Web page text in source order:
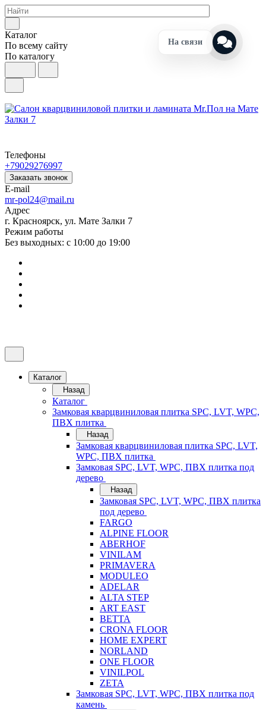
Каталог
По всему сайту
По каталогу
Телефоны
+79029276997
Заказать звонок
E-mail
mr-pol24@mail.ru
Адрес
г. Красноярск, ул. Мате Залки 7
Режим работы
Без выходных: с 10:00 до 19:00
Каталог
Назад
Каталог
Замковая кварцвиниловая плитка SPC, LVT, WPC,
ПВХ плитка
Назад
Замковая кварцвиниловая плитка SPC, LVT,
WPC, ПВХ плитка
Замковая SPC, LVT, WPC, ПВХ плитка под
дерево
Назад
Замковая SPC, LVT, WPC, ПВХ плитка
под дерево
FARGO
ALPINE FLOOR
ABERHOF
VINILAM
PRIMAVERA
MODULEO
ADELAR
ALTA STEP
ART EAST
BETTA
CRONA FLOOR
HOME EXPERT
NORLAND
ONE FLOOR
VINILPOL
ZETA
Замковая SPC, LVT, WPC, ПВХ плитка под
камень
На связи